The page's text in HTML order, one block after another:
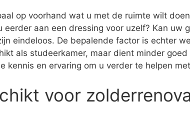
op voorhand wat u met de ruimte wilt
aan een dressing voor uzelf? Kan uw
eindeloos. De bepalende factor is echter
als studeerkamer, maar dient minder
kennis en ervaring om u verder te helpen
voor